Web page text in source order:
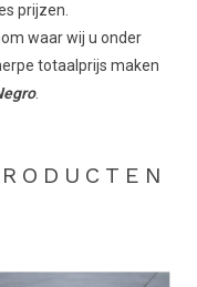
prijzen.
waar wij u onder
totaalprijs maken
.